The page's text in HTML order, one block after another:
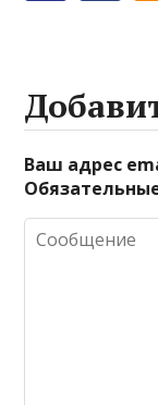
Ваш адрес